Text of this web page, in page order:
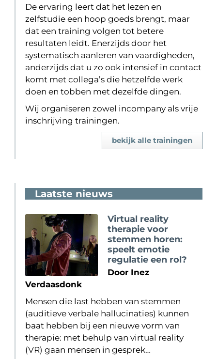
De ervaring leert dat het lezen en
zelfstudie een hoop goeds brengt, maar
dat een training volgen tot betere
resultaten leidt. Enerzijds door het
systematisch aanleren van vaardigheden,
anderzijds dat u zo ook intensief in contact
komt met collega’s die hetzelfde werk
doen en tobben met dezelfde dingen.
Wij organiseren zowel incompany als vrije
inschrijving trainingen.
bekijk alle trainingen
Laatste nieuws
Virtual reality
therapie voor
stemmen horen:
speelt emotie
regulatie een rol?
Door Inez
Verdaasdonk
Mensen die last hebben van stemmen
(auditieve verbale hallucinaties) kunnen
baat hebben bij een nieuwe vorm van
therapie: met behulp van virtual reality
(VR) gaan mensen in gesprek…